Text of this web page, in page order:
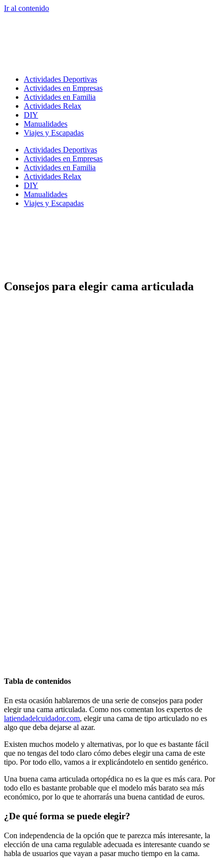
Ir al contenido
Actividades Deportivas
Actividades en Empresas
Actividades en Familia
Actividades Relax
DIY
Manualidades
Viajes y Escapadas
Actividades Deportivas
Actividades en Empresas
Actividades en Familia
Actividades Relax
DIY
Manualidades
Viajes y Escapadas
Consejos para elegir cama articulada
Tabla de contenidos
En esta ocasión hablaremos de una serie de consejos para poder
elegir una cama articulada. Como nos comentan los expertos de
latiendadelcuidador.com, elegir una cama de tipo articulado no es
algo que deba dejarse al azar.
Existen muchos modelo y alternativas, por lo que es bastante fácil
que no tengas del todo claro cómo debes elegir una cama de este
tipo. Por todo ello, vamos a ir explicándotelo en sentido genérico.
Una buena cama articulada ortopédica no es la que es más cara. Por
todo ello es bastante probable que el modelo más barato sea más
económico, por lo que te ahorrarás una buena cantidad de euros.
¿De qué forma se puede elegir?
Con independencia de la opción que te parezca más interesante, la
elección de una cama regulable adecuada es interesante cuando se
habla de usuarios que vayan a pasar mucho tiempo en la cama.